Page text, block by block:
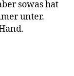
sowas hat
unter.